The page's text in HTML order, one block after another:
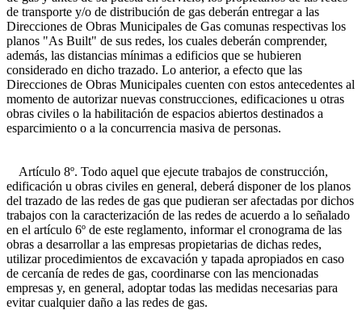
de transporte y/o de distribución de gas deberán entregar a las
Direcciones de Obras Municipales de Gas comunas respectivas los
planos "As Built" de sus redes, los cuales deberán comprender,
además, las distancias mínimas a edificios que se hubieren
considerado en dicho trazado. Lo anterior, a efecto que las
Direcciones de Obras Municipales cuenten con estos antecedentes al
momento de autorizar nuevas construcciones, edificaciones u otras
obras civiles o la habilitación de espacios abiertos destinados a
esparcimiento o a la concurrencia masiva de personas.
Artículo 8º. Todo aquel que ejecute trabajos de construcción,
edificación u obras civiles en general, deberá disponer de los planos
del trazado de las redes de gas que pudieran ser afectadas por dichos
trabajos con la caracterización de las redes de acuerdo a lo señalado
en el artículo 6º de este reglamento, informar el cronograma de las
obras a desarrollar a las empresas propietarias de dichas redes,
utilizar procedimientos de excavación y tapada apropiados en caso
de cercanía de redes de gas, coordinarse con las mencionadas
empresas y, en general, adoptar todas las medidas necesarias para
evitar cualquier daño a las redes de gas.